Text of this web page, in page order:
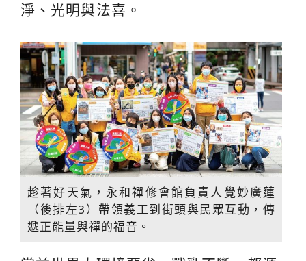
淨、光明與法喜。
趁著好天氣，永和禪修會館負責人覺妙廣蓮
（後排左3）帶領義工到街頭與民眾互動，傳
遞正能量與禪的福音。